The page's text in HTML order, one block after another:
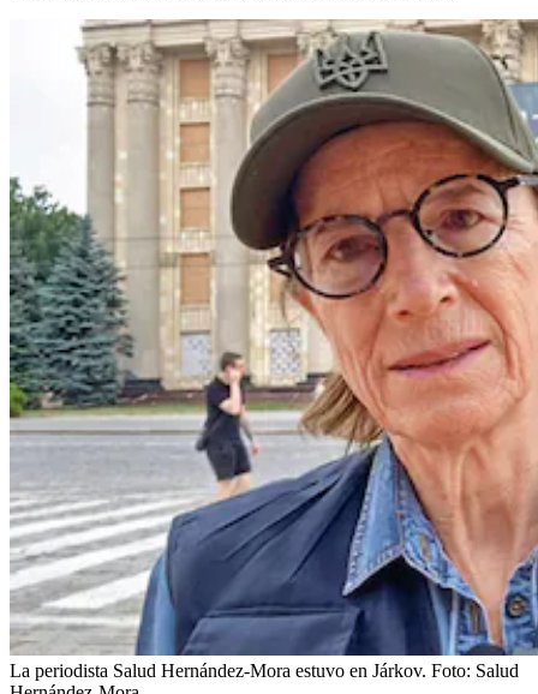
La periodista Salud Hernández-Mora estuvo en Járkov. Foto: Salud